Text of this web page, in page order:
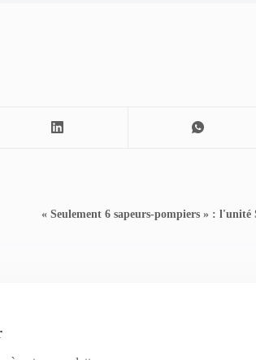
« Seulement 6 sapeurs-pompiers » :